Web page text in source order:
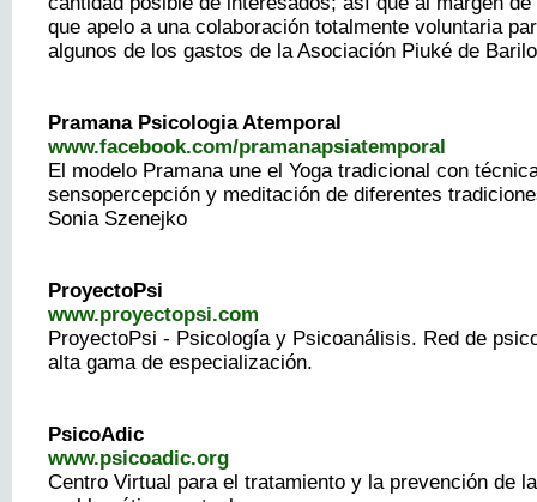
que apelo a una colaboración totalmente voluntaria
algunos de los gastos de la Asociación Piuké de
Pramana Psicologia Atemporal
www.facebook.com/pramanapsiatemporal
El modelo Pramana une el Yoga tradicional con
sensopercepción y meditación de diferentes
Sonia Szenejko
ProyectoPsi
www.proyectopsi.com
ProyectoPsi - Psicología y Psicoanálisis. Red de
alta gama de especialización.
PsicoAdic
www.psicoadic.org
Centro Virtual para el tratamiento y la prevención de